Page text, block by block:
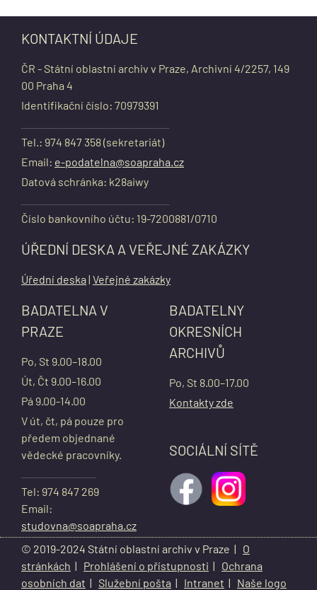
KONTAKTNÍ ÚDAJE
ČR - Státní oblastní archiv v Praze, Archivní 4/2257, 149
00 Praha 4
Identifikační číslo: 70979391
Tel.: 974 847 358 (sekretariát)
Email: e-podatelna@soapraha.cz
Datová schránka: k28aiwy
Číslo bankovního účtu: 19-7200881/0710
ÚŘEDNÍ DESKA A VEŘEJNÉ ZAKÁZKY
Úřední deska | Veřejné zakázky
BADATELNA V
PRAZE
Po, St 9.00–18.00
Út, Čt 9.00–16.00
Pá 9.00-14.00
V út, čt, pá pouze pro
předem objednané
vědecké pracovníky.
Tel: 974 847 269
Email:
studovna@soapraha.cz
BADATELNY
OKRESNÍCH
ARCHIVŮ
Po, St 8.00–17.00
Kontakty zde
SOCIÁLNÍ SÍTĚ
© 2019-2024 Státní oblastní archiv v Praze | O
stránkách | Prohlášení o přístupnosti | Ochrana
osobních dat | Služební pošta | Intranet | Naše logo